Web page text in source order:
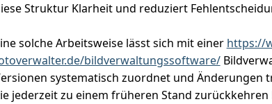
Struktur Klarheit und reduziert
solche Arbeitsweise lässt sich mit einer https://
bildverwaltungssoftware/
systematisch zuordnet und Änderungen
jederzeit zu einem früheren Stand